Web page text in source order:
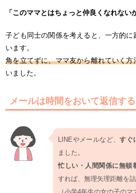
「このママとはちょっと仲良くなれない
子ども同士の関係を考えると、一方的
います。
角を立てずに、ママ友から離れていく方
いました。
メールは時間をおいて返信する
LINEやメールなど、すぐ
ました。
忙しい・人間関係に無頓
すれば、無理矢理距離を